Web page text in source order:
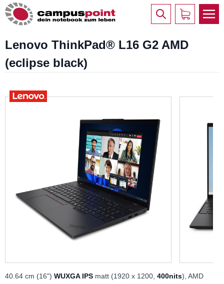
Lenovo ThinkPad® L16 G2 AMD
(eclipse black)
40.64 cm (16") WUXGA IPS matt (1920 x 1200, 400nits), AMD